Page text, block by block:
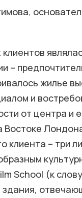
–
жилье
и
от центра и
клиента – три
School (к